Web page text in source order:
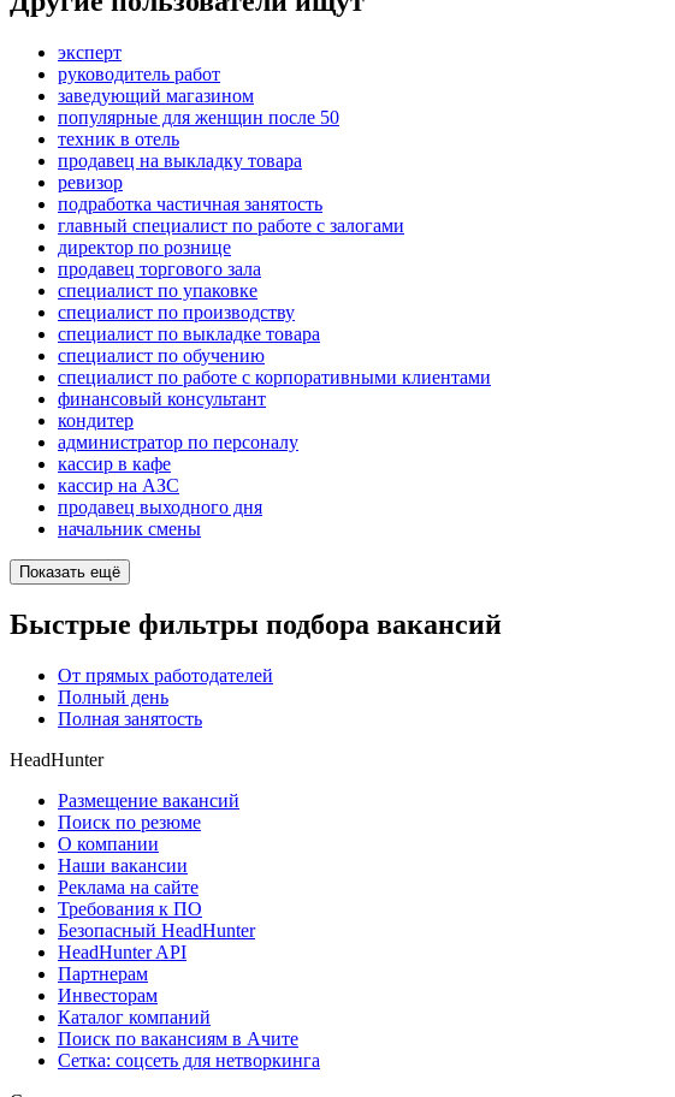
эксперт
руководитель работ
заведующий магазином
популярные для женщин после 50
техник в отель
продавец на выкладку товара
ревизор
подработка частичная занятость
главный специалист по работе с залогами
директор по рознице
продавец торгового зала
специалист по упаковке
специалист по производству
специалист по выкладке товара
специалист по обучению
специалист по работе с корпоративными клиентами
финансовый консультант
кондитер
администратор по персоналу
кассир в кафе
кассир на АЗС
продавец выходного дня
начальник смены
Показать ещё
Быстрые фильтры подбора вакансий
От прямых работодателей
Полный день
Полная занятость
HeadHunter
Размещение вакансий
Поиск по резюме
О компании
Наши вакансии
Реклама на сайте
Требования к ПО
Безопасный HeadHunter
HeadHunter API
Партнерам
Инвесторам
Каталог компаний
Поиск по вакансиям в Ачите
Сетка: соцсеть для нетворкинга